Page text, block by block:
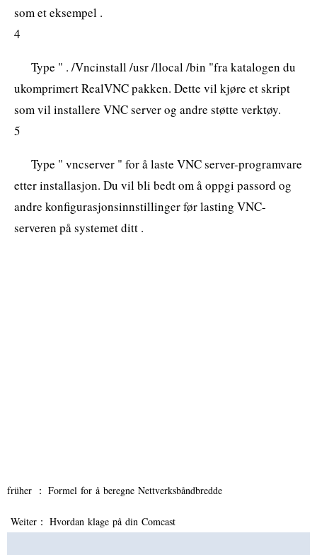
som et eksempel .
4
Type " . /Vncinstall /usr /llocal /bin "fra katalogen du
ukomprimert RealVNC pakken. Dette vil kjøre et skript
som vil installere VNC server og andre støtte verktøy.
5
Type " vncserver " for å laste VNC server-programvare
etter installasjon. Du vil bli bedt om å oppgi passord og
andre konfigurasjonsinnstillinger før lasting VNC-
serveren på systemet ditt .
früher ： Formel for å beregne Nettverksbåndbredde
Weiter： Hvordan klage på din Comcast